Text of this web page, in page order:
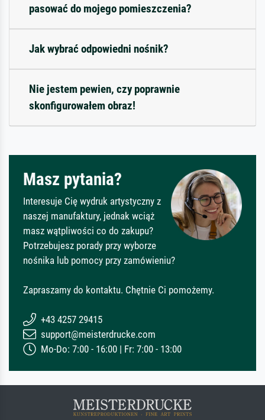
pasować do mojego pomieszczenia?
Jak wybrać odpowiedni nośnik?
Nie jestem pewien, czy poprawnie
skonfigurowałem obraz!
Masz pytania?
Interesuje Cię wydruk artystyczny z
naszej manufaktury, jednak wciąż
masz wątpliwości co do zakupu?
Potrzebujesz porady przy wyborze
nośnika lub pomocy przy zamówieniu?
Zapraszamy do kontaktu. Chętnie Ci pomożemy.
+43 4257 29415
support@meisterdrucke.com
Mo-Do: 7:00 - 16:00 | Fr: 7:00 - 13:00